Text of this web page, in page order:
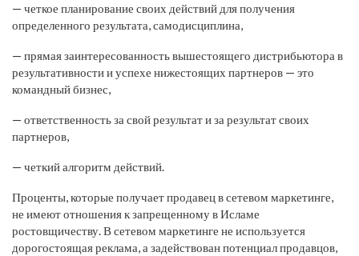
— четкое планирование своих действий для получения
определенного результата, самодисциплина,
— прямая заинтересованность вышестоящего дистрибьютора в
результативности и успехе нижестоящих партнеров — это
командный бизнес,
— ответственность за свой результат и за результат своих
партнеров,
— четкий алгоритм действий.
Проценты, которые получает продавец в сетевом маркетинге,
не имеют отношения к запрещенному в Исламе
ростовщичеству. В сетевом маркетинге не используется
дорогостоящая реклама, а задействован потенциал продавцов,